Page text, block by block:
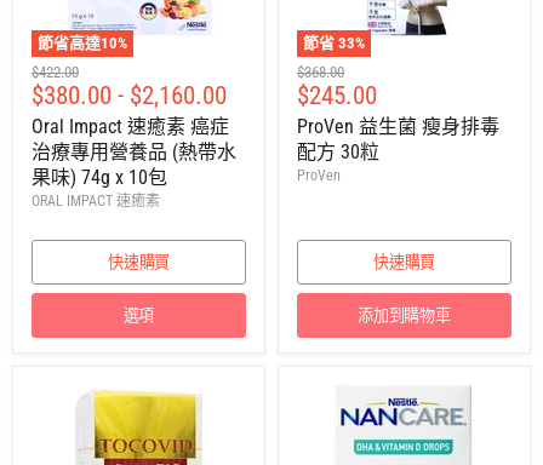
節省高達10%
建
議
零
售
價
$422.00
$380.00 - $2,160.00
Oral Impact 速癒素 癌症
治療專用營養品 (熱帶水
果味) 74g x 10包
ORAL IMPACT 速癒素
快速購買
選項
節省 33%
建
議
零
售
價
$368.00
售
價
$245.00
ProVen 益生菌 瘦身排毒
配方 30粒
ProVen
快速購買
添加到購物車